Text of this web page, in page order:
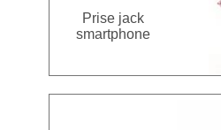
Prise jack
smartphone